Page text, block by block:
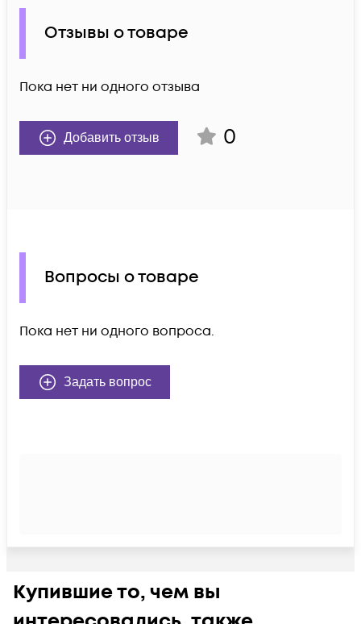
Отзывы о товаре
Пока нет ни одного отзыва
Добавить отзыв 0
Вопросы о товаре
Пока нет ни одного вопроса.
Задать вопрос
Купившие то, чем вы